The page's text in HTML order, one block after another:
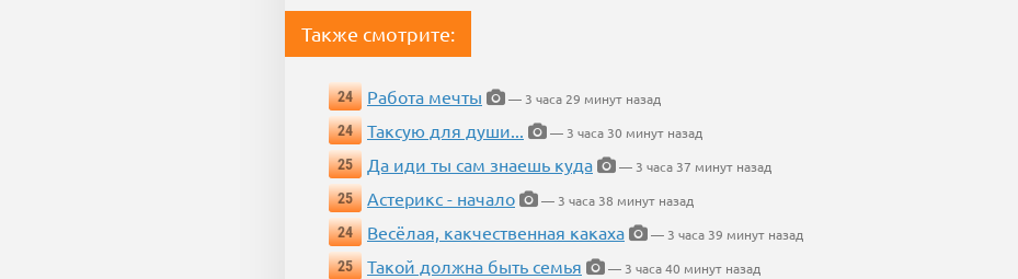
Также смотрите:
24 Работа мечты
— 3 часа 29 минут назад
24
Таксую для души...
— 3 часа 30 минут назад
25
Да иди ты сам знаешь куда
— 3 часа 37 минут назад
25
Астерикс - начало
— 3 часа 38 минут назад
24
Весёлая, какчественная какаха
— 3 часа 39 минут назад
25
Такой должна быть семья
— 3 часа 40 минут назад